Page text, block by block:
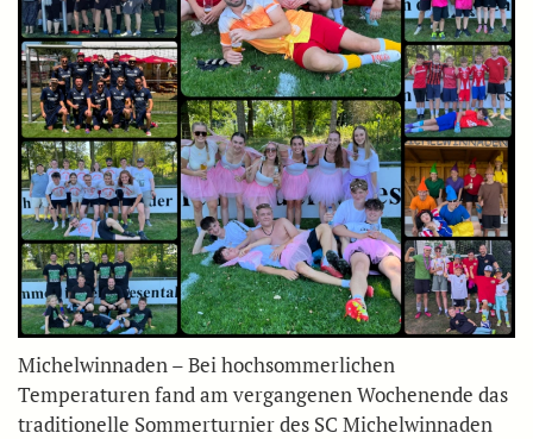
Michelwinnaden – Bei hochsommerlichen
Temperaturen fand am vergangenen Wochenende das
traditionelle Sommerturnier des SC Michelwinnaden